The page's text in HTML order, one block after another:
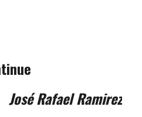
José Rafael Ramirez